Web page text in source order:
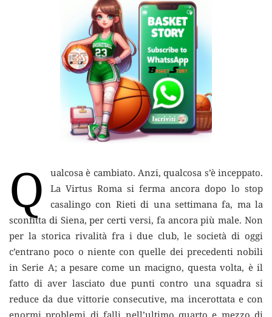
Q
ualcosa è cambiato. Anzi, qualcosa s’è inceppato.
La Virtus Roma si ferma ancora dopo lo stop
casalingo con Rieti di una settimana fa, ma la
sconfitta di Siena, per certi versi, fa ancora più male. Non
per la storica rivalità fra i due club, le società di oggi
c’entrano poco o niente con quelle dei precedenti nobili
in Serie A; a pesare come un macigno, questa volta, è il
fatto di aver lasciato due punti contro una squadra si
reduce da due vittorie consecutive, ma incerottata e con